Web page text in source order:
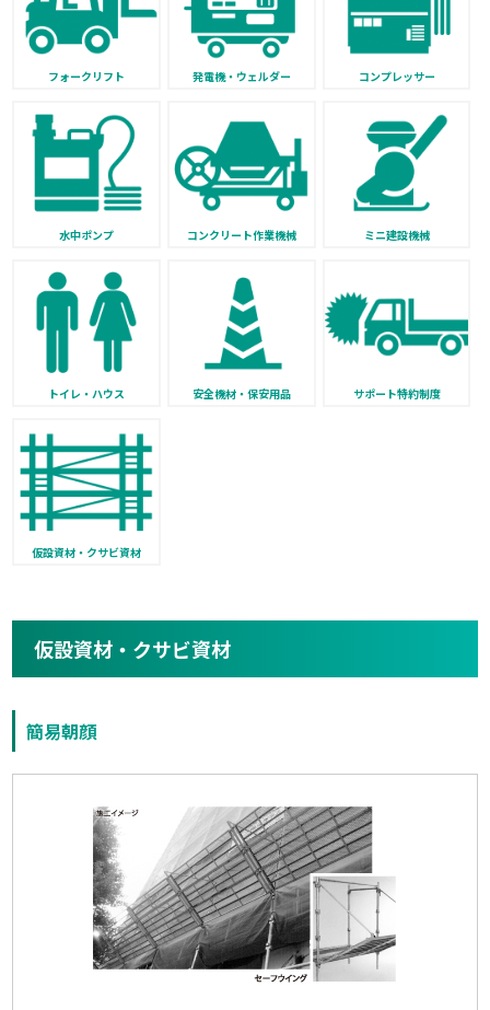
フォークリフト 発電機・ウェルダー コンプレッサー
水中ポンプ コンクリート作業機械 ミニ建設機械
トイレ・ハウス 安全機材・保安用品 サポート特約制度
仮設資材・クサビ資材
仮設資材・クサビ資材
簡易朝顔